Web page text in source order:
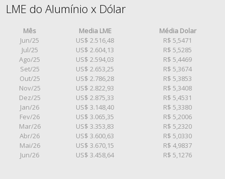
LME do Alumínio x Dólar
Mês Media LME
Média Dolar
Jun/25
US$ 2.516,48
R$ 5,5471
Jul/25
US$ 2.604,13
R$ 5,5285
Ago/25
US$ 2.594,03
R$ 5,4469
Set/25
US$ 2.653,25
R$ 5,3674
Out/25
US$ 2.786,28
R$ 5,3853
Nov/25
US$ 2.822,93
R$ 5,3408
Dez/25
US$ 2.875,33
R$ 5,4531
Jan/26
US$ 3.148,40
R$ 5,3380
Fev/26
US$ 3.065,35
R$ 5,2006
Mar/26
US$ 3.353,83
R$ 5,2320
Abr/26
US$ 3.600,63
R$ 5,0330
Mai/26
US$ 3.670,15
R$ 4,9837
Jun/26
US$ 3.458,64 R$ 5,1276